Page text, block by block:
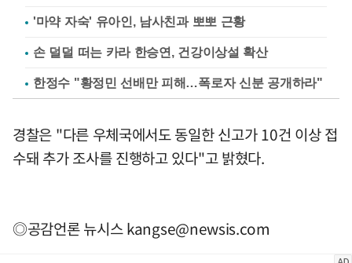
'마약 자숙' 유아인, 남사친과 뽀뽀 근황
손 덜덜 떠는 카라 한승연, 건강이상설 확산
한정수 "황정민 선배만 피해…폭로자 신분 공개하라"
경찰은 "다른 우체국에서도 동일한 신고가 10건 이상 접
수돼 추가 조사를 진행하고 있다"고 밝혔다.
◎공감언론 뉴시스kangse@newsis.com